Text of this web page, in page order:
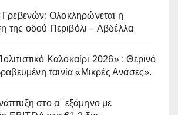
Γρεβενών: Ολοκληρώνεται η
της οδού Περιβόλι – Αβδέλλα
Καλοκαίρι 2026» : Θερινό
ταινία «Μικρές Ανάσες».
στο α΄ εξάμηνο με